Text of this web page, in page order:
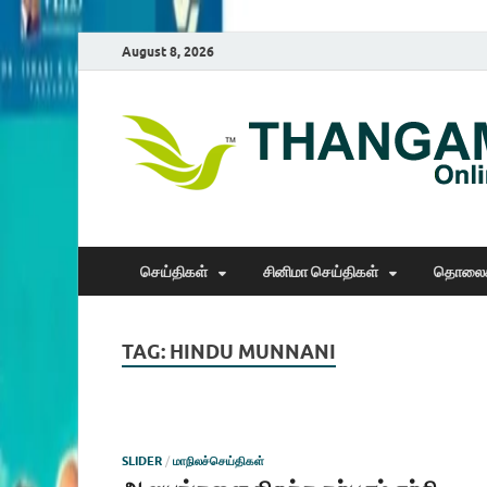
August 8, 2026
செய்திகள் சினிமா செய்திகள்
TAG: HINDU MUNNANI
SLIDER / மாநிலச்செய்திகள்